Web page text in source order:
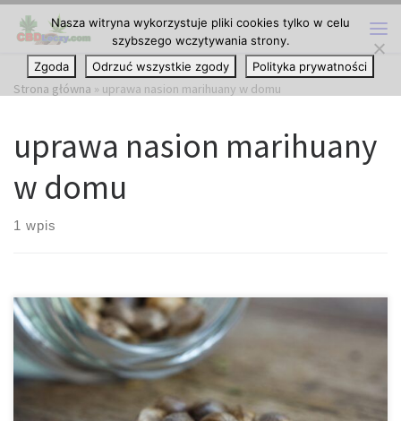
Przejdź do treści
Strona główna » uprawa nasion marihuany w domu
uprawa nasion marihuany
w domu
1 wpis
Czy nasiona marihuany mogą utracić swoje właściwości? Nasiona
marihuany, podobnie jak nasiona wielu innych roślin, nie są
materiałem całkowicie odpornym na upływ czasu. Choć z
zewnątrz mogą wydawać się twarde, suche i wyjątkowo
Nasza witryna wykorzystuje pliki cookies tylko w celu
szybszego wczytywania strony.
Zgoda
Odrzuć wszystkie zgody Polityka prywatności